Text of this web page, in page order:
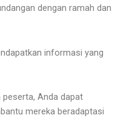
dengan ramah dan
informasi yang
Anda dapat
mereka beradaptasi